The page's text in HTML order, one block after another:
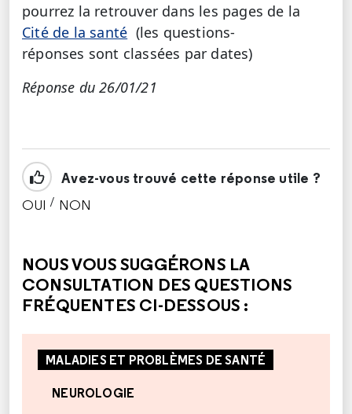
pourrez la retrouver dans les pages de la
Cité de la santé (les questions-
réponses sont classées par dates)
Réponse du 26/01/21
Avez-vous trouvé cette réponse utile ?
OUI / NON
NOUS VOUS SUGGÉRONS LA
CONSULTATION DES QUESTIONS
FRÉQUENTES CI-DESSOUS :
MALADIES ET PROBLÈMES DE SANTÉ
NEUROLOGIE